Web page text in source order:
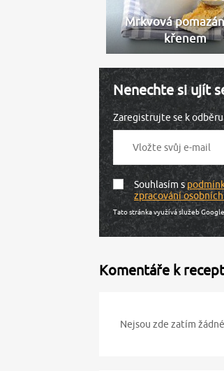
Mrkvová
křenem
Nenechte si ujít
Zaregistrujte se k
Souhlasím s
zpracování
Tato stránka využívá služeb
Komentáře k
Nejsou zde zatím